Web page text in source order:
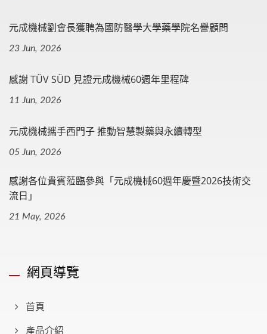
元成機械劉會長獲聘為國防醫學大學藥學院名譽顧問
23 Jun, 2026
感謝 TÜV SÜD 見證元成機械60週年里程碑
11 Jun, 2026
元成機械攜手西門子 推動智慧製藥與永續轉型
05 Jun, 2026
感謝各位貴賓蒞臨參與「元成機械60週年慶暨2026技術交
流日」
21 May, 2026
網頁導覽
首頁
產品介紹